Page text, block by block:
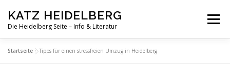
Inhalt
springen
KATZ HEIDELBERG
Die Heidelberg Seite – Info & Literatur
Menü
Startseite »Tipps für einen stressfreien Umzug in Heidelberg